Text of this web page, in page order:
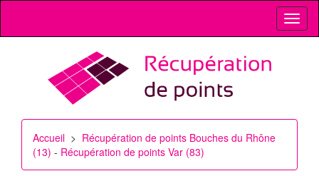
Accueil > Récupération de points Bouches du Rhône
(13) - Récupération de points Var (83)